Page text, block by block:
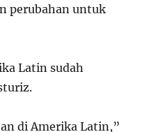
perubahan untuk
Latin sudah
di Amerika Latin,”